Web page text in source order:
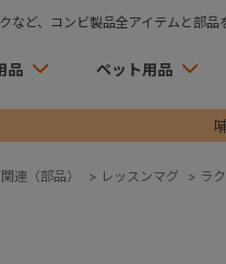
など、コンビ製品全アイテムと部品
品 ペット用品
連（部品） > レッスンマグ > ラ